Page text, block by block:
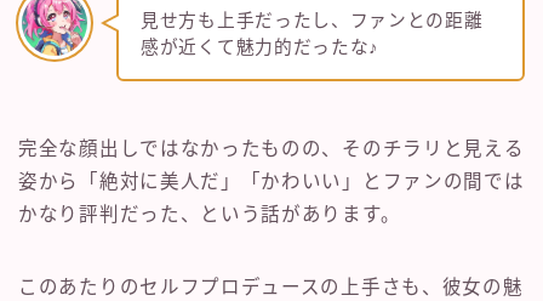
見せ方も上手だったし、ファンとの距離
感が近くて魅力的だったな♪
完全な顔出しではなかったものの、そのチラリと見える
姿から「絶対に美人だ」「かわいい」とファンの間では
かなり評判だった、という話があります。
このあたりのセルフプロデュースの上手さも、彼女の魅